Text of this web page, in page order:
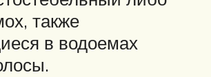
также
в водоемах